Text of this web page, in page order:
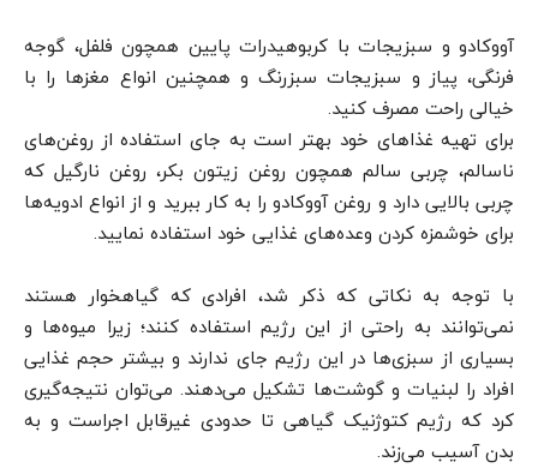
آووکادو و سبزیجات با کربوهیدرات پایین همچون فلفل، گوجه
فرنگی، پیاز و سبزیجات سبزرنگ و همچنین انواع مغزها را با
خیالی راحت مصرف کنید.
برای تهیه غذاهای خود بهتر است به جای استفاده از روغن‌های
ناسالم، چربی سالم همچون روغن زیتون بکر، روغن نارگیل که
چربی بالایی دارد و روغن آووکادو را به کار ببرید و از انواع ادویه‌ها
برای خوشمزه کردن وعده‌های غذایی خود استفاده نمایید.
با توجه به نکاتی که ذکر شد، افرادی که گیاهخوار هستند
نمی‌توانند به راحتی از این رژیم استفاده کنند؛ زیرا میوه‌ها و
بسیاری از سبزی‌ها در این رژیم جای ندارند و بیشتر حجم غذایی
افراد را لبنیات و گوشت‌ها تشکیل می‌دهند. می‌توان نتیجه‌گیری
کرد که رژیم کتوژنیک گیاهی تا حدودی غیرقابل اجراست و به
بدن آسیب می‌زند.